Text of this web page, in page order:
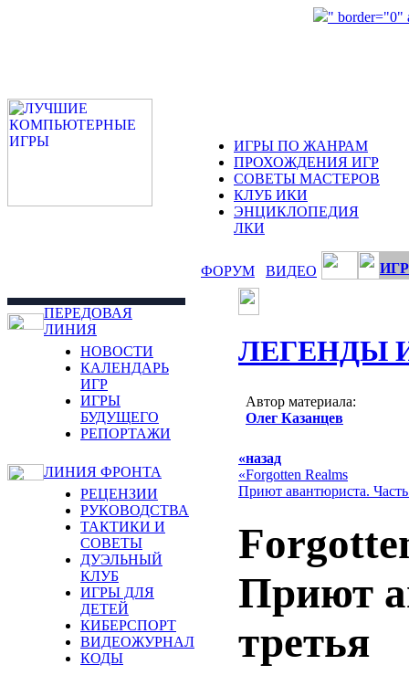
" border="0"
ИГРЫ ПО ЖАНРАМ
ПРОХОЖДЕНИЯ ИГР
СОВЕТЫ МАСТЕРОВ
КЛУБ ИКИ
ЭНЦИКЛОПЕДИЯ
ЛКИ
ФОРУМ ВИДЕО
ПЕРЕДОВАЯ
ЛИНИЯ
НОВОСТИ
КАЛЕНДАРЬ
ИГР
ИГРЫ
БУДУЩЕГО
РЕПОРТАЖИ
ЛИНИЯ ФРОНТА
РЕЦЕНЗИИ
РУКОВОДСТВА
ТАКТИКИ И
СОВЕТЫ
ДУЭЛЬНЫЙ
КЛУБ
ИГРЫ ДЛЯ
ДЕТЕЙ
КИБЕРСПОРТ
ВИДЕОЖУРНАЛ
КОДЫ
ЛЕГЕНДЫ
Автор материала:
Олег Казанцев
«назад
«Forgotten Realms
Приют авантюриста. Часть
Приют
третья